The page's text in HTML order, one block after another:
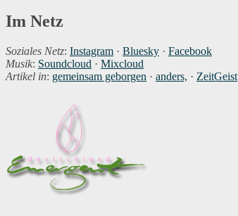
Im Netz
Soziales Netz: Instagram · Bluesky · Facebook
Musik: Soundcloud · Mixcloud
Artikel in: gemeinsam geborgen · anders, · ZeitGeist